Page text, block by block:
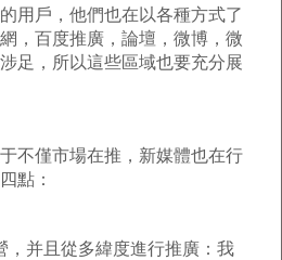
用戶，他們也在以各種方式了
，百度推廣，論壇，微博，微
足，所以這些區域也要充分展
不僅市場在推，新媒體也在行
點：
，并且從多緯度進行推廣：我